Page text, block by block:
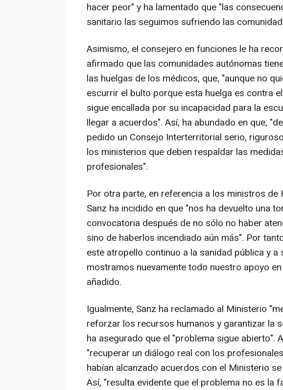
hacer peor" y ha lamentado que "las
sanitario las seguimos sufriendo las
Asimismo, el consejero en funciones le ha
afirmado que las comunidades autónomas
las huelgas de los médicos, que, "aunque no
escurrir el bulto porque esta huelga es contra
sigue encallada por su incapacidad para la
llegar a acuerdos". Así, ha abundado en que,
pedido un Consejo Interterritorial serio,
los ministerios que deben respaldar las
profesionales".
Por otra parte, en referencia a los ministros de
Sanz ha incidido en que "nos ha devuelto una
convocatoria después de no sólo no haber
sino de haberlos incendiado aún más". Por
este atropello continuo a la sanidad pública y
mostramos nuevamente todo nuestro apoyo
añadido.
Igualmente, Sanz ha reclamado al Ministerio
reforzar los recursos humanos y garantizar la
ha asegurado que el "problema sigue abierto".
"recuperar un diálogo real con los
habían alcanzado acuerdos con el Ministerio
Así, "resulta evidente que el problema no es la